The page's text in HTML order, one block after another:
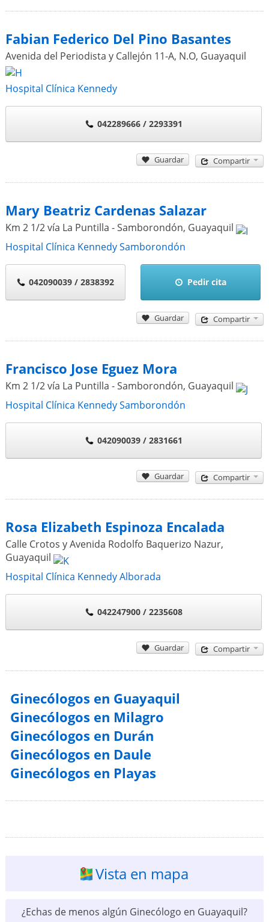
Fabian Federico Del Pino Basantes
Avenida del Periodista y Callejón 11-A, N.O, Guayaquil
Hospital Clínica Kennedy
042289666 / 2293391
Guardar Compartir
Mary Beatriz Cardenas Salazar
Km 2 1/2 vía La Puntilla - Samborondón, Guayaquil
Hospital Clínica Kennedy Samborondón
042090039 / 2838392 Pedir cita
Guardar Compartir
Francisco Jose Eguez Mora
Km 2 1/2 vía La Puntilla - Samborondón, Guayaquil
Hospital Clínica Kennedy Samborondón
042090039 / 2831661
Guardar Compartir
Rosa Elizabeth Espinoza Encalada
Calle Crotos y Avenida Rodolfo Baquerizo Nazur,
Guayaquil
Hospital Clínica Kennedy Alborada
042247900 / 2235608
Guardar Compartir
Ginecólogos en Guayaquil
Ginecólogos en Milagro
Ginecólogos en Durán
Ginecólogos en Daule
Ginecólogos en Playas
Vista en mapa
¿Echas de menos algún Ginecólogo en Guayaquil?